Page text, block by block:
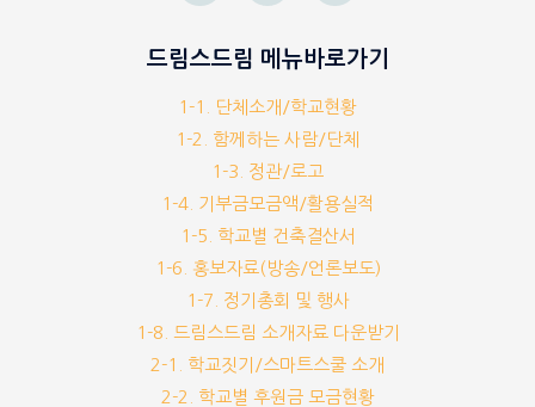
드림스드림 메뉴바로가기
1-1. 단체소개/학교현황
1-2. 함께하는 사람/단체
1-3. 정관/로고
1-4. 기부금모금액/활용실적
1-5. 학교별 건축결산서
1-6. 홍보자료(방송/언론보도)
1-7. 정기총회 및 행사
1-8. 드림스드림 소개자료 다운받기
2-1. 학교짓기/스마트스쿨 소개
2-2. 학교별 후원금 모금현황